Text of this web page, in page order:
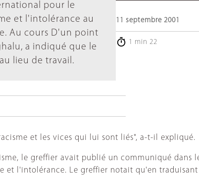
pour le
et l'intolérance au
Au cours D'un point
a indiqué que le
lieu de travail.
11 septembre 2001
1 min 22
et les vices qui lui sont liés", a-t-il expliqué.
le greffier avait publié un communiqué dans
et l'intolérance. Le greffier notait qu'en